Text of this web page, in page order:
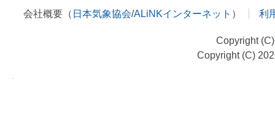
会社概要（ 日本気象協会/ALiNKインターネット ） 利
Copyright
Copyright (C)